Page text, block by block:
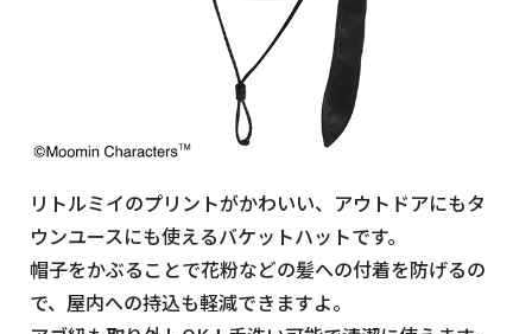
リトルミイのプリントがかわいい、アウトドアにもタ
ウンユースにも使えるバケットハットです。
帽子をかぶることで花粉などの髪への付着を防げるの
で、屋内への持込も軽減できますよ。